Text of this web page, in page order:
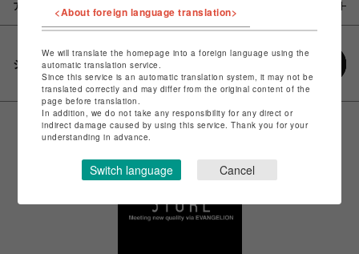
アイテム説明 / 素材
シェアする
<About foreign language translation>
We will translate the homepage into a foreign language using the
automatic translation service.
Since this service is an automatic translation system, it may not be
translated correctly and may differ from the original content of the
page before translation.
In addition, we do not take any responsibility for any direct or
indirect damage caused by using this service. Thank you for your
understanding in advance.
Switch language Cancel